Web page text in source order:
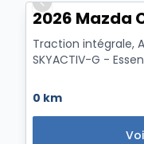
Previous slide
2026 Mazda
Traction intégrale,
SKYACTIV-G -
0 km